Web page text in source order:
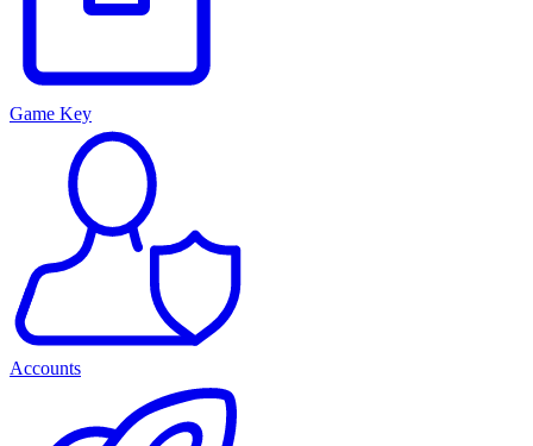
Game Key
Accounts